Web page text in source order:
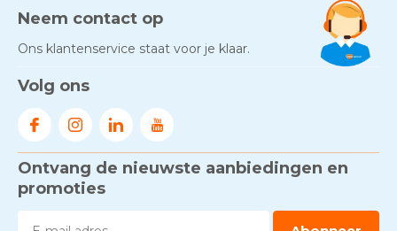
Neem contact op
Ons klantenservice staat voor je klaar.
Volg ons
Ontvang de nieuwste aanbiedingen en
promoties